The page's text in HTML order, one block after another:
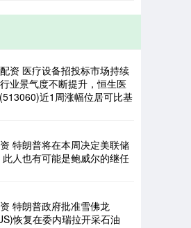
资 医疗设备招投标市场持续
业景气度不断提升，恒生医
近1周涨幅位居可比基
特朗普将在本周决定美联储
此人也有可能是鲍威尔的继任
特朗普政府批准雪佛龙
恢复在委内瑞拉开采石油